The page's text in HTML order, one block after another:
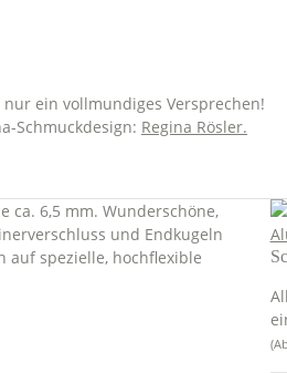
ein vollmundiges Versprechen!
Schmuckdesign: Regina Rösler.
ca. 6,5 mm. Wunderschöne,
und Endkugeln
auf spezielle, hochflexible